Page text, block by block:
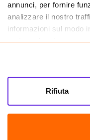
annunci, per fornire
analizzare il nostro
informazioni sul modo
partner che si
informazioni che hai
tuo utilizzo dei loro
Rifiuta
Farma.it S.a.s. P. IVA
CREDITS
Sede legale Via delle